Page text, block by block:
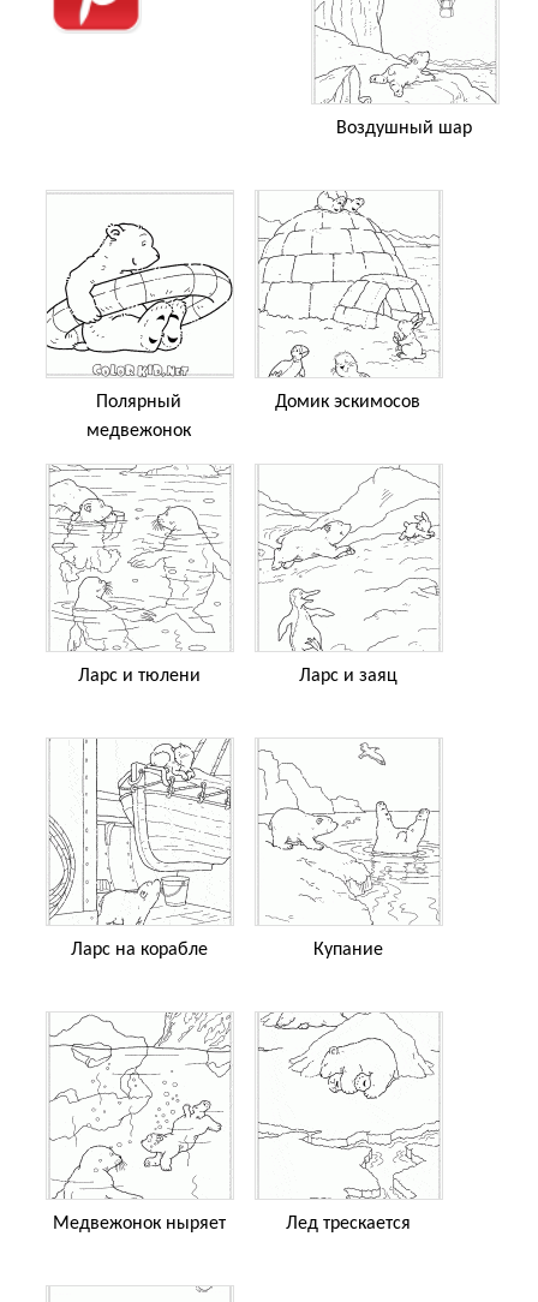
Воздушный шар
Полярный
медвежонок
Домик эскимосов
Ларс и тюлени Ларс и заяц
Ларс на корабле Купание
Медвежонок ныряет Лед трескается